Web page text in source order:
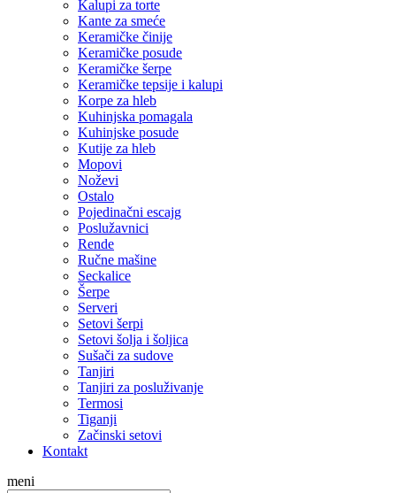
Kalupi za torte
Kante za smeće
Keramičke činije
Keramičke posude
Keramičke šerpe
Keramičke tepsije i kalupi
Korpe za hleb
Kuhinjska pomagala
Kuhinjske posude
Kutije za hleb
Mopovi
Noževi
Ostalo
Pojedinačni escajg
Poslužavnici
Rende
Ručne mašine
Seckalice
Šerpe
Serveri
Setovi šerpi
Setovi šolja i šoljica
Sušači za sudove
Tanjiri
Tanjiri za posluživanje
Termosi
Tiganji
Začinski setovi
Kontakt
meni